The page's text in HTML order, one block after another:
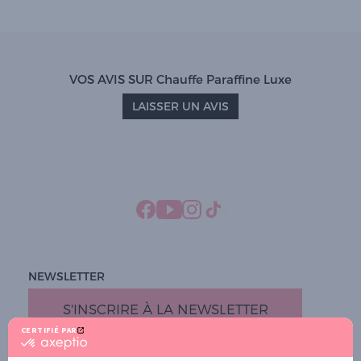
CERTIFIÉ PAR
certifié
VOS AVIS SUR Chauffe Paraffine Luxe
LAISSER UN AVIS
NEWSLETTER
S'INSCRIRE À LA NEWSLETTER